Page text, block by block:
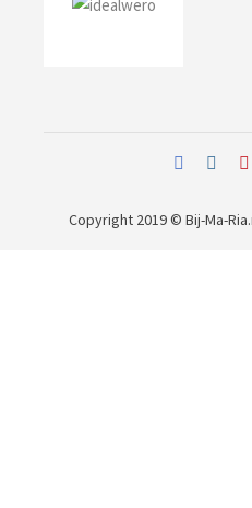
Copyright 2019 © Bij-Ma-